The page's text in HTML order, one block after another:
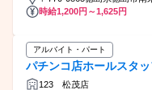
時給1,200円～1,625円
アルバイト・パート
パチンコ店ホールスタッ
123 松茂店